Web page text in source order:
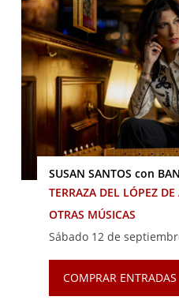
SUSAN SANTOS con
TERRAZA DEL LÓPEZ DE
OTRAS MÚSICAS
Sábado 12 de
COMPRAR ENTRADAS